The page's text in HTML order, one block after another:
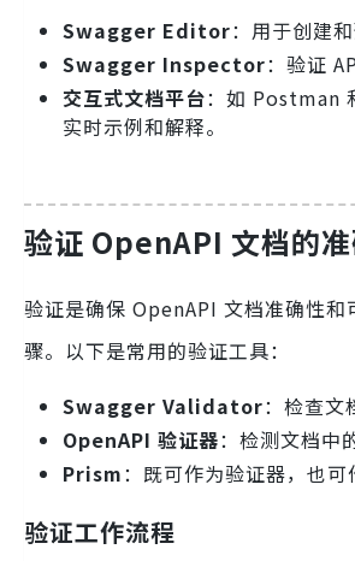
Swagger Editor：用于创建和
Swagger Inspector：验证
交互式文档平台：如 Postman
实时示例和解释。
验证 OpenAPI 文档的
验证是确保 OpenAPI 文档准确性和
骤。以下是常用的验证工具：
Swagger Validator：检查文
OpenAPI 验证器：检测文档中
Prism：既可作为验证器，也可
验证工作流程